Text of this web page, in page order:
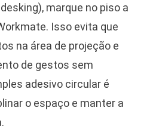
marque no piso a
Isso evita que
na área de projeção e
de gestos sem
adesivo circular é
o espaço e manter a